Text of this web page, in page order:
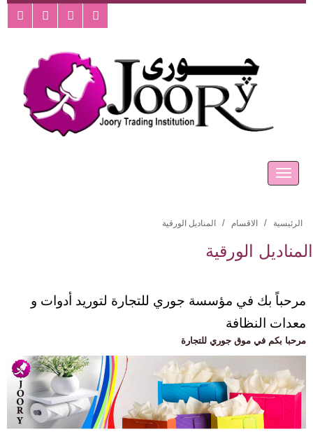
الرئيسية الاقسام المناديل الورقية
المناديل الورقية
مرحباً بك في مؤسسة جوري للتجارة لتوريد أدوات و
معدات النظافة
مرحبا بكم في موق جوري للتجارة